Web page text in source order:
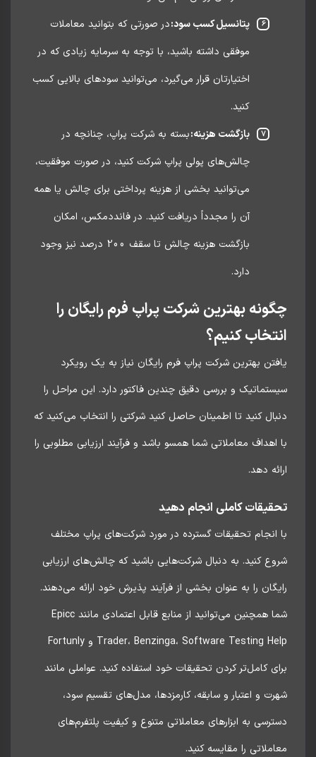
پتانسیل کسب سود:در صورتی که بتوانید معاملات
موفقی داشته باشید، با توجه به سرمایه زیادی که در
اختیارتان قرار می‌گیرد، می‌توانید سودهای بالایی کسب
بازگشت هزینه:بسته به شرکت پراپ، چنانچه در
چالش‌های پولی پراپ شرکت کنید، در صورت موفقیت،
می‌توانید بخشی از هزینه پرداختی برای چالش یا همه
آن را مجدداً دریافت کنید. در فانددمکس، امکان
بازگشت هزینه چالش تا سقف 200 درصد نیز وجود
بهترین شرکت پراپ فرم رایگان را
کنیم؟
بهترین شرکت پراپ فرم رایگان نیاز به یک رویکرد
و بررسی دقیق چندین فاکتور دارد. این مراحل را
کنید تا اطمینان حاصل کنید شرکتی را انتخاب می‌کنید که
معاملاتی شما همسو باشد و فرآیند ارزیابی مطلوبی را
کاملی انجام دهید
انجام تحقیقات گسترده در مورد شرکت‌های پراپ مختلف
کنید. به دنبال شرکت‌هایی باشید که چالش‌های ارزیابی
را به عنوان بخشی از فرآیند پذیرش خود ارائه می‌دهند.
شما همچنین می‌توانید از منابع قابل اعتمادی مانند Epicc
Trader، Benzinga، Software Testing Help و Fortunly
کامل‌تر کردن تحقیقات خود استفاده کنید. عواملی مانند
و اعتبار و سابقه، کارمزدها، مدل‌های تقسیم سود،
به ابزارهای معاملاتی متنوع و کیفیت پلتفرم‌های
را مقایسه کنید.